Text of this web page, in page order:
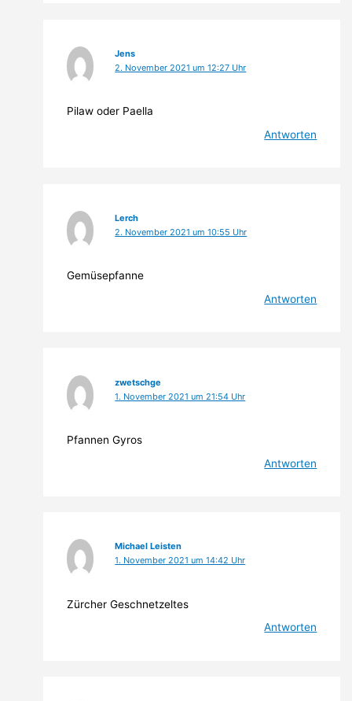
Jens
2. November 2021 um 12:27 Uhr
Pilaw oder Paella
Antworten
Lerch
2. November 2021 um 10:55 Uhr
Gemüsepfanne
Antworten
zwetschge
1. November 2021 um 21:54 Uhr
Pfannen Gyros
Antworten
Michael Leisten
1. November 2021 um 14:42 Uhr
Zürcher Geschnetzeltes
Antworten